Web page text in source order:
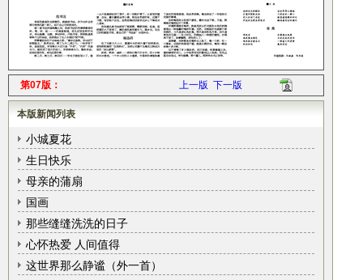
第07版： 上一版 下一版
本版新闻列表
小城夏花
生日快乐
母亲的蒲扇
国画
那些缝缝洗洗的日子
心怀热爱 人间值得
这世界那么静谧（外一首）